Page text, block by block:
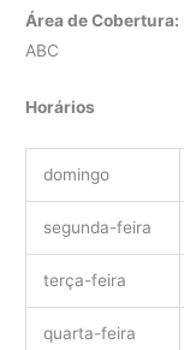
Área de Cobertura:
ABC
Horários
domingo
segunda-feira
terça-feira
quarta-feira